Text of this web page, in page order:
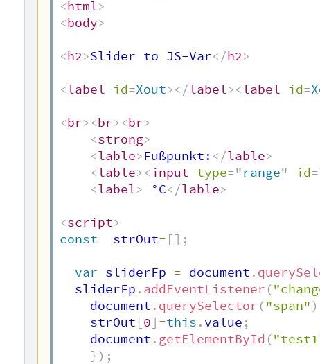
<html>
<body>
<h2>Slider to JS-Var</h2>
<label id=Xout></label><label id=
<br><br><br>
<strong>
<lable>Fußpunkt: </lable>
<lable><input type="range" id=
<label> °C</lable>
<script>
const
  strOut
= [] ;
var sliderFp = document .
  sliderFp
. addEventListener (
    document
. querySelector ("span")
    strOut
[0] =this . value ;
    document
. getElementById (
}) ;